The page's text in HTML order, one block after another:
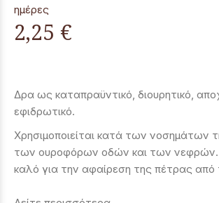
ημέρες
2,25 €
Δρα ως καταπραϋντικό, διουρητικό,
εφιδρωτικό.
Χρησιμοποιείται κατά των νοσημάτων
των ουροφόρων οδών και των νεφρών.
καλό για την αφαίρεση της πέτρας από